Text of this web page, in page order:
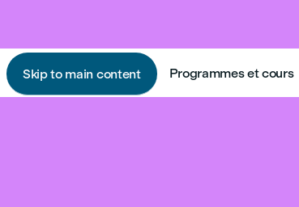
Skip to main content Programmes et cours